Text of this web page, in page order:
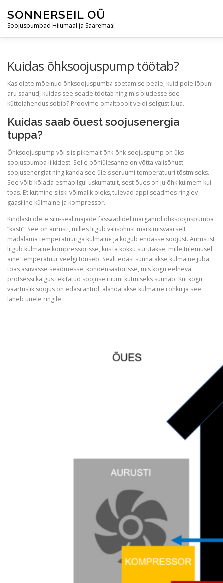
content
SONNERSEIL OÜ
Soojuspumbad Hiiumaal ja Saaremaal
BLOGI KONTAKT
Kuidas õhksoojuspump töötab?
Kas olete mõelnud õhksoojuspumba soetamise peale, kuid pole lõpuni
aru saanud, kuidas see seade töötab ning mis oludesse see
küttelahendus sobib? Proovime omaltpoolt veidi selgust luua.
Kuidas saab õuest soojusenergia
tuppa?
Õhksoojuspump või siis pikemalt õhk-õhk-soojuspump on üks
soojuspumba liikidest. Selle põhiülesanne on võtta välisõhust
soojusenergiat ning kanda see üle siseruumi temperatuuri tõstmiseks.
See võib kõlada esmapilgul uskumatult, sest õues on ju õhk külmem kui
toas. Et kütmine siiski võimalik oleks, tulevad appi seadmes ringlev
gaasiline külmaine ja kompressor.
Kindlasti olete siin-seal majade fassaadidel märganud õhksoojuspumba
“kasti”. See on aurusti, milles liigub välisõhust märkimisväärselt
madalama temperatuuriga külmaine ja kogub endasse soojust. Aurustist
liigub külmaine kompressorisse, kus ta kokku surutakse, mille tulemusel
aine temperatuur veelgi tõuseb. Sealt edasi suunatakse külmaine juba
toas asuvasse seadmesse, kondensaatorisse, mis kogu eelneva
protsessi käigus tekitatud soojuse ruumi kütmiseks suunab. Kui kogu
väärtuslik soojus on edasi antud, alandatakse külmaine rõhku ja see
läheb uuele ringile.